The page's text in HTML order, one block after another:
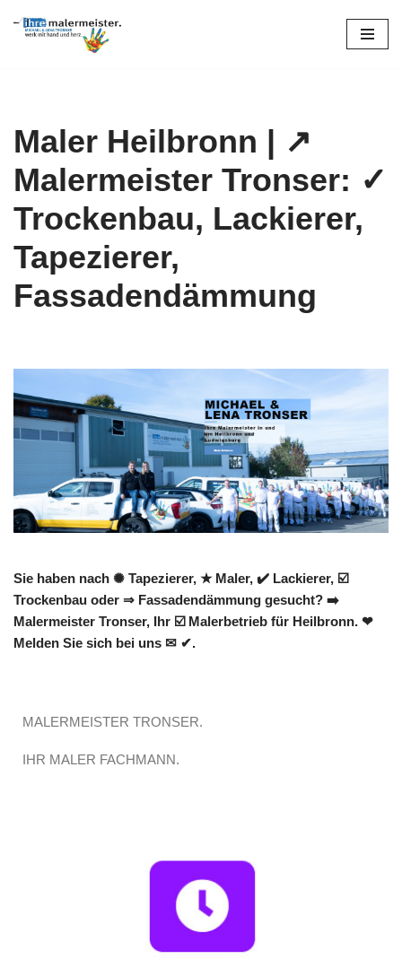
Maler Heilbronn | ↗️
Malermeister Tronser: ✓
Trockenbau, Lackierer,
Tapezierer,
Fassadendämmung
Sie haben nach ✺ Tapezierer, ★ Maler, ✔️ Lackierer, ☑️
Trockenbau oder ⇒ Fassadendämmung gesucht? ➡️
Malermeister Tronser, Ihr ☑️ Malerbetrieb für Heilbronn. ❤
Melden Sie sich bei uns ✉ ✔.
MALERMEISTER TRONSER.
IHR MALER FACHMANN.